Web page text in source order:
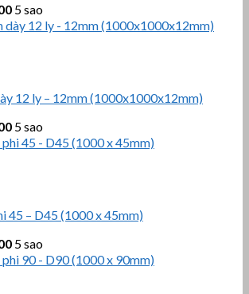
5 sao
12 ly – 12mm (1000x1000x12mm)
5 sao
45 – D45 (1000 x 45mm)
5 sao